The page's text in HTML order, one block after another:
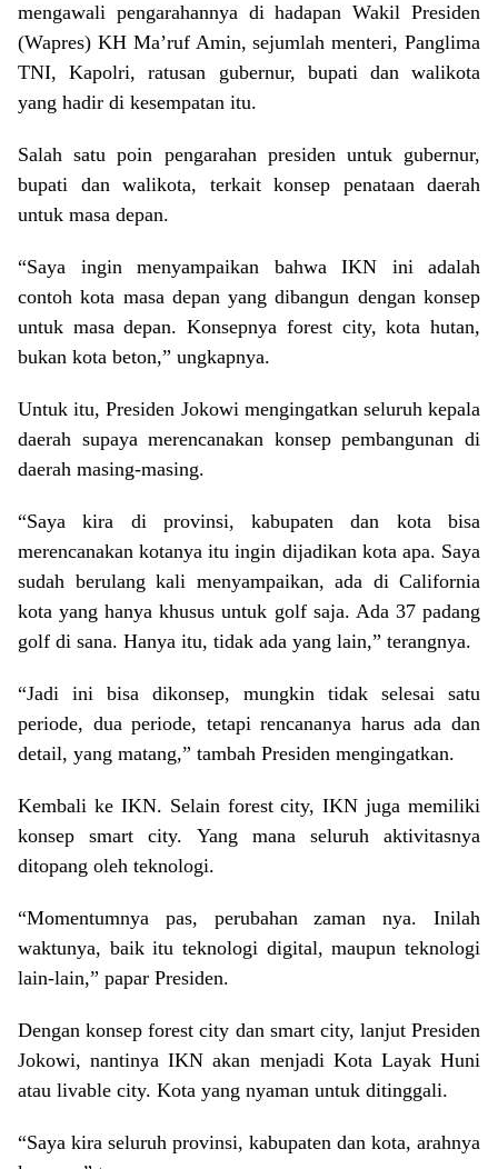
mengawali pengarahannya di hadapan Wakil Presiden
(Wapres) KH Ma’ruf Amin, sejumlah menteri, Panglima
TNI, Kapolri, ratusan gubernur, bupati dan walikota
yang hadir di kesempatan itu.
Salah satu poin pengarahan presiden untuk gubernur,
bupati dan walikota, terkait konsep penataan daerah
untuk masa depan.
“Saya ingin menyampaikan bahwa IKN ini adalah
contoh kota masa depan yang dibangun dengan konsep
untuk masa depan. Konsepnya forest city, kota hutan,
bukan kota beton,” ungkapnya.
Untuk itu, Presiden Jokowi mengingatkan seluruh kepala
daerah supaya merencanakan konsep pembangunan di
daerah masing-masing.
“Saya kira di provinsi, kabupaten dan kota bisa
merencanakan kotanya itu ingin dijadikan kota apa. Saya
sudah berulang kali menyampaikan, ada di California
kota yang hanya khusus untuk golf saja. Ada 37 padang
golf di sana. Hanya itu, tidak ada yang lain,” terangnya.
“Jadi ini bisa dikonsep, mungkin tidak selesai satu
periode, dua periode, tetapi rencananya harus ada dan
detail, yang matang,” tambah Presiden mengingatkan.
Kembali ke IKN. Selain forest city, IKN juga memiliki
konsep smart city. Yang mana seluruh aktivitasnya
ditopang oleh teknologi.
“Momentumnya pas, perubahan zaman nya. Inilah
waktunya, baik itu teknologi digital, maupun teknologi
lain-lain,” papar Presiden.
Dengan konsep forest city dan smart city, lanjut Presiden
Jokowi, nantinya IKN akan menjadi Kota Layak Huni
atau livable city. Kota yang nyaman untuk ditinggali.
“Saya kira seluruh provinsi, kabupaten dan kota, arahnya